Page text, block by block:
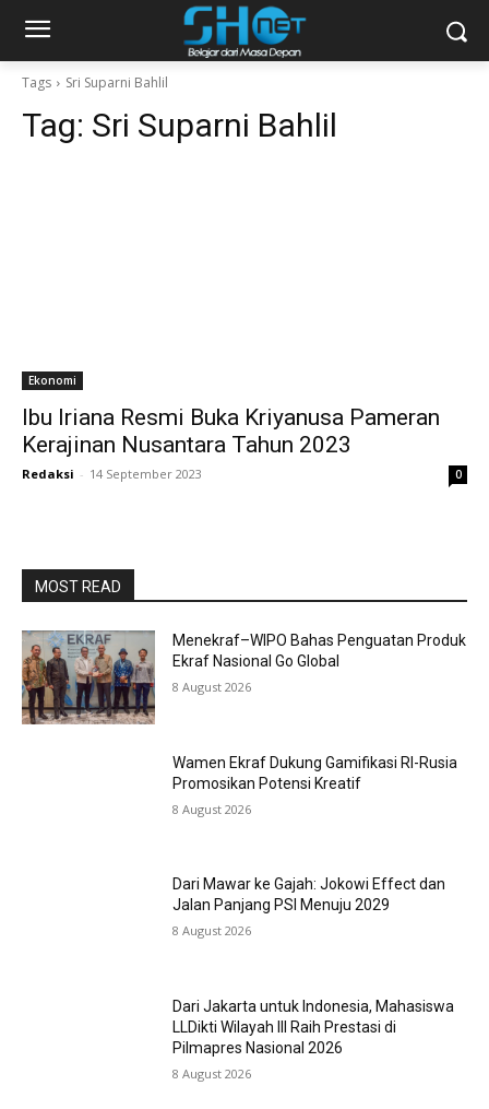
Tags Sri Suparni Bahlil
Tag: Sri Suparni Bahlil
Ekonomi
Ibu Iriana Resmi Buka Kriyanusa Pameran
Kerajinan Nusantara Tahun 2023
Redaksi - 14 September 2023 0
MOST READ
Menekraf–WIPO Bahas Penguatan Produk
Ekraf Nasional Go Global
8 August 2026
Wamen Ekraf Dukung Gamifikasi RI-Rusia
Promosikan Potensi Kreatif
8 August 2026
Dari Mawar ke Gajah: Jokowi Effect dan
Jalan Panjang PSI Menuju 2029
8 August 2026
Dari Jakarta untuk Indonesia, Mahasiswa
LLDikti Wilayah III Raih Prestasi di
Pilmapres Nasional 2026
8 August 2026